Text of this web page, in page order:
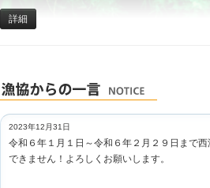
詳細
2023年12月31日
令和６年１月１日～令和６年２月２９日まで
できません！よろしくお願いします。